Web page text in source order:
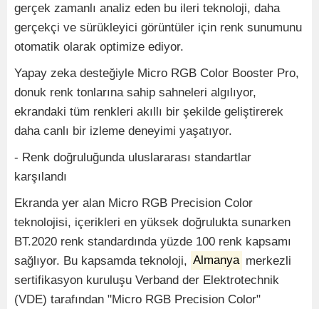
gerçek zamanlı analiz eden bu ileri teknoloji, daha
gerçekçi ve sürükleyici görüntüler için renk sunumunu
otomatik olarak optimize ediyor.
Yapay zeka desteğiyle Micro RGB Color Booster Pro,
donuk renk tonlarına sahip sahneleri algılıyor,
ekrandaki tüm renkleri akıllı bir şekilde geliştirerek
daha canlı bir izleme deneyimi yaşatıyor.
- Renk doğruluğunda uluslararası standartlar
karşılandı
Ekranda yer alan Micro RGB Precision Color
teknolojisi, içerikleri en yüksek doğrulukta sunarken
BT.2020 renk standardında yüzde 100 renk kapsamı
sağlıyor. Bu kapsamda teknoloji, Almanya merkezli
sertifikasyon kuruluşu Verband der Elektrotechnik
(VDE) tarafından "Micro RGB Precision Color"